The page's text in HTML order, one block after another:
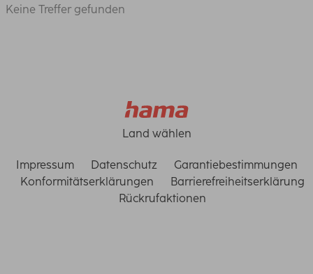
Keine Treffer gefunden
Land wählen
Impressum Datenschutz
Garantiebestimmungen
Konformitätserklärungen
Barrierefreiheitserklärung
Rückrufaktionen